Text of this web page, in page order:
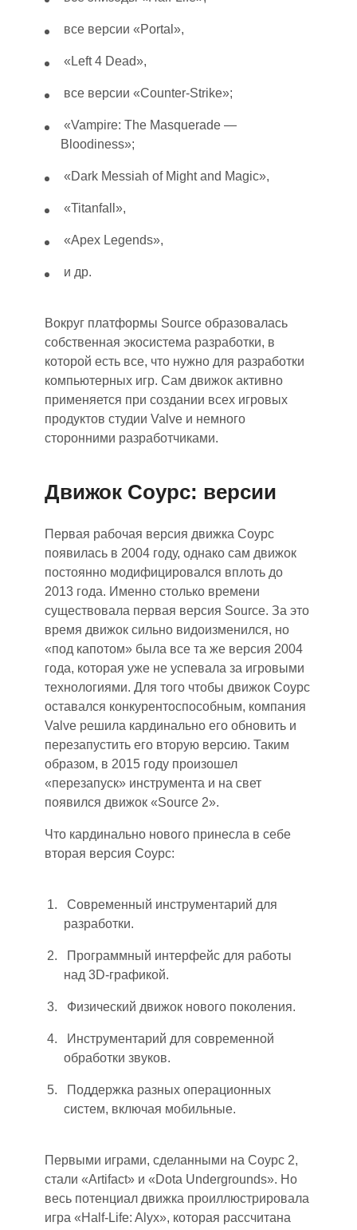
все версии «Portal»,
«Left 4 Dead»,
все версии «Counter-Strike»;
«Vampire: The Masquerade —
Bloodiness»;
«Dark Messiah of Might and Magic»,
«Titanfall»,
«Apex Legends»,
и др.
Вокруг платформы Source образовалась
собственная экосистема разработки, в
которой есть все, что нужно для разработки
компьютерных игр. Сам движок активно
применяется при создании всех игровых
продуктов студии Valve и немного
сторонними разработчиками.
Движок Соурс: версии
Первая рабочая версия движка Соурс
появилась в 2004 году, однако сам движок
постоянно модифицировался вплоть до
2013 года. Именно столько времени
существовала первая версия Source. За это
время движок сильно видоизменился, но
«под капотом» была все та же версия 2004
года, которая уже не успевала за игровыми
технологиями. Для того чтобы движок Соурс
оставался конкурентоспособным, компания
Valve решила кардинально его обновить и
перезапустить его вторую версию. Таким
образом, в 2015 году произошел
«перезапуск» инструмента и на свет
появился движок «Source 2».
Что кардинально нового принесла в себе
вторая версия Соурс:
Современный инструментарий для
разработки.
Программный интерфейс для работы
над 3D-графикой.
Физический движок нового поколения.
Инструментарий для современной
обработки звуков.
Поддержка разных операционных
систем, включая мобильные.
Первыми играми, сделанными на Соурс 2,
стали «Artifact» и «Dota Undergrounds». Но
весь потенциал движка проиллюстрировала
игра «Half-Life: Alyx», которая рассчитана